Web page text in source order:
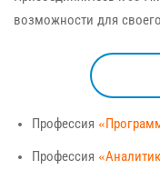
возможности для
Профессия
Профессия